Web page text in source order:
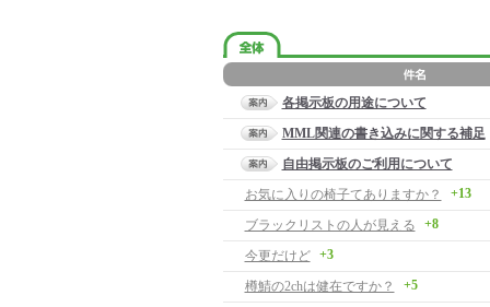
各掲示板の用途について
MML関連の書き込みに関する補足
自由掲示板のご利用について
お気に入りの椅子てありますか？
+13
ブラックリストの人が見える +8
今更だけど +3
樽鯖の2chは健在ですか？ +5